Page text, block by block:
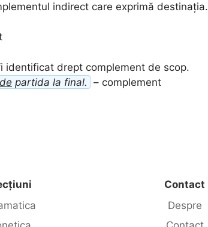
indirect care exprimă destinația.
identificat drept complement de scop.
partida la final. – complement
Contact
Despre